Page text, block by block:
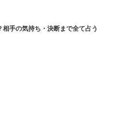
手の気持ち・決断まで全て占う